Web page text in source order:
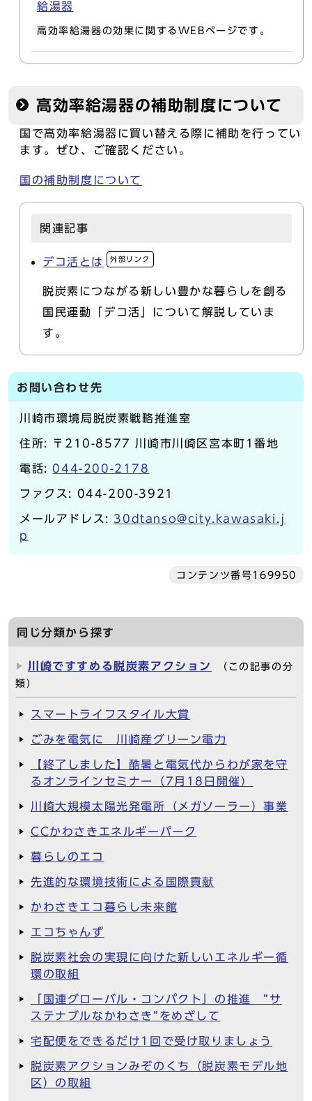
給湯器
高効率給湯器の効果に関するWEBページです。
高効率給湯器の補助制度について
国で高効率給湯器に買い替える際に補助を行ってい
ます。ぜひ、ご確認ください。
国の補助制度について
関連記事
デコ活とは 外部リンク
脱炭素につながる新しい豊かな暮らしを創る
国民運動「デコ活」について解説していま
す。
お問い合わせ先
川崎市環境局脱炭素戦略推進室
住所: 〒210-8577 川崎市川崎区宮本町1番地
電話: 044-200-2178
ファクス: 044-200-3921
メールアドレス: 30dtanso@city.kawasaki.j
p
コンテンツ番号169950
同じ分類から探す
川崎ですすめる脱炭素アクション
（この記事の分
類）
スマートライフスタイル大賞
ごみを電気に 川崎産グリーン電力
【終了しました】酷暑と電気代からわが家を守
るオンラインセミナー（7月18日開催）
川崎大規模太陽光発電所（メガソーラー）事業
CCかわさきエネルギーパーク
暮らしのエコ
先進的な環境技術による国際貢献
かわさきエコ暮らし未来館
エコちゃんず
脱炭素社会の実現に向けた新しいエネルギー循
環の取組
「国連グローバル・コンパクト」の推進 ”サ
ステナブルなかわさき”をめざして
宅配便をできるだけ1回で受け取りましょう
脱炭素アクションみぞのくち（脱炭素モデル地
区）の取組